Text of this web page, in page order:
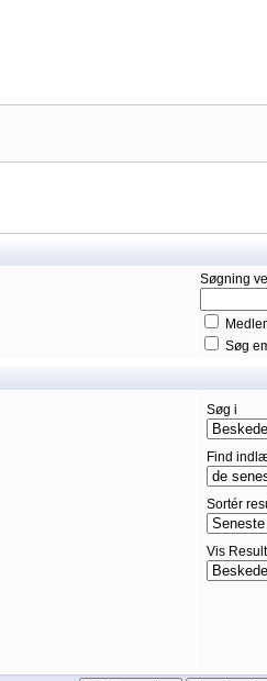
Søgning
Søg
Søg i
Find
Sortér
Vis